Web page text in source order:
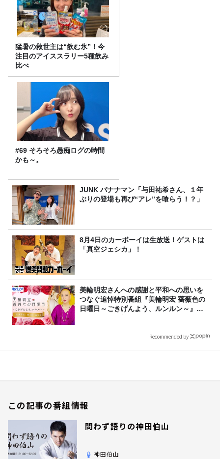
猛暑の救世主は“飲む氷”！今
注目のアイススラリー5種飲み
比べ
#69 そろそろ愚痴ログの時間
かも～。
JUNK バナナマン「与田祐希さん、１年
ぶりの登場も再び“アレ”を喰らう！？」
8月4日のカーボーイは生放送！ゲストは
「真空ジェシカ」！
美輪明宏さんへの感謝と平和への思いを
つなぐ追悼特別番組『美輪明宏 薔薇色の
日曜日～ごきげんよう、ルンルン～』
Recommended by
この記事の番組情報
問わず語りの神田伯山
神田伯山